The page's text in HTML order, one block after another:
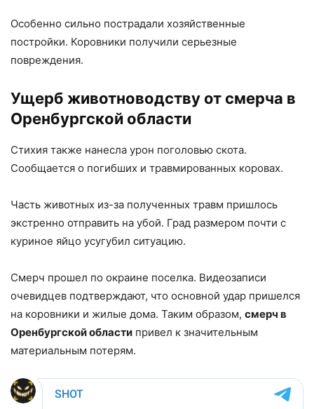
Особенно сильно пострадали хозяйственные
постройки. Коровники получили серьезные
повреждения.
Ущерб животноводству от смерча в
Оренбургской области
Стихия также нанесла урон поголовью скота.
Сообщается о погибших и травмированных коровах.
Часть животных из-за полученных травм пришлось
экстренно отправить на убой. Град размером почти с
куриное яйцо усугубил ситуацию.
Смерч прошел по окраине поселка. Видеозаписи
очевидцев подтверждают, что основной удар пришелся
на коровники и жилые дома. Таким образом, смерч в
Оренбургской области привел к значительным
материальным потерям.